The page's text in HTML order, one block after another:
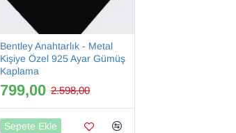
Bentley Anahtarlık - Metal
Kişiye Özel 925 Ayar Gümüş
Kaplama
799,00 2.598,00
Sepete Ekle